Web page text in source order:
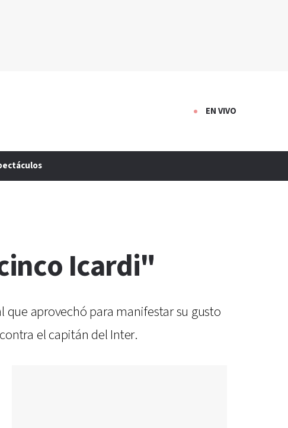
EN VIVO
Icardi"
que aprovechó para manifestar su gusto
el capitán del Inter.